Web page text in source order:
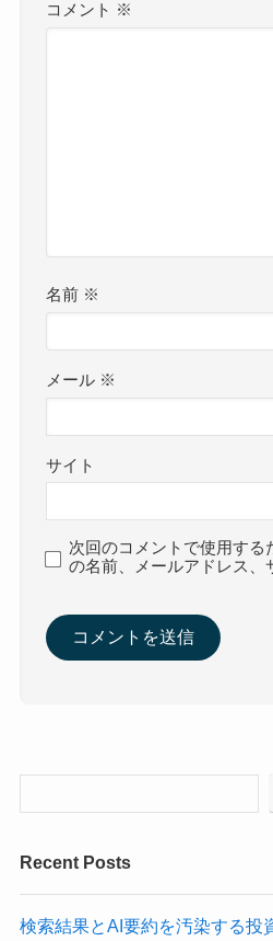
コメント ※
名前 ※
メール ※
サイト
次回のコメントで使用する
の名前、メールアドレス、
Recent Posts
検索結果とAI要約を汚染する投